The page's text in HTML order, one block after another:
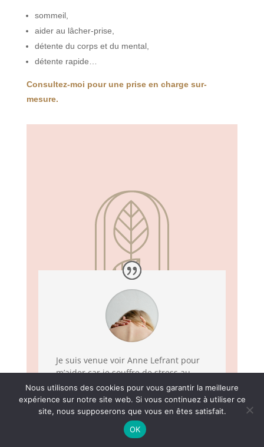
sommeil,
aider au lâcher-prise,
détente du corps et du mental,
détente rapide…
Consultez-moi pour une prise en charge sur-
mesure.
Je suis venue voir Anne Lefrant pour
m’aider car je souffre de stress au
travail et cela a un impact sur ma vie
au quotidien et sur mon bien-être.
Lors des premières séances nous
faisions uniquement de la
sophrologie ce qui m’aidait déjà à
Nous utilisons des cookies pour vous garantir la meilleure
expérience sur notre site web. Si vous continuez à utiliser ce
site, nous supposerons que vous en êtes satisfait.
OK